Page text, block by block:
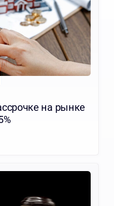
на рынке